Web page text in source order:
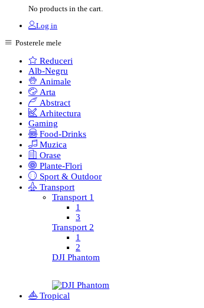
No products in the cart.
Log in
Posterele mele
Reduceri
Alb-Negru
Animale
Arta
Abstract
Arhitectura
Gaming
Food-Drinks
Muzica
Orase
Plante-Flori
Sport & Outdoor
Transport
Transport 1
1
3
Transport 2
1
2
DJI Phantom
Tropical